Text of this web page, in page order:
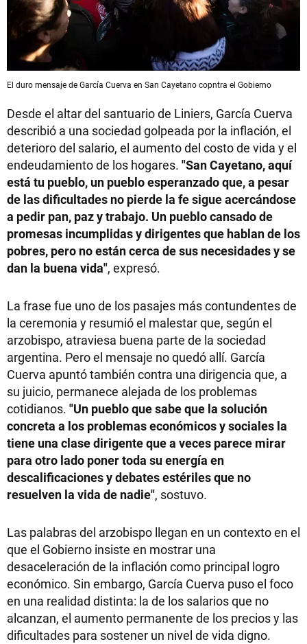
El duro mensaje de García Cuerva en San Cayetano copntra el Gobierno
Desde el altar del santuario de Liniers, García Cuerva
describió a una sociedad golpeada por la inflación, el
deterioro del salario, el aumento del costo de vida y el
endeudamiento de los hogares. "San Cayetano, aquí
está tu pueblo, un pueblo esperanzado que, a pesar
de las dificultades no pierde la fe sigue acercándose
a pedir pan, paz y trabajo. Un pueblo cansado de
promesas incumplidas y dirigentes que hablan de los
pobres, pero no están cerca de sus necesidades y se
dan la buena vida", expresó.
La frase fue uno de los pasajes más contundentes de
la ceremonia y resumió el malestar que, según el
arzobispo, atraviesa buena parte de la sociedad
argentina. Pero el mensaje no quedó allí. García
Cuerva apuntó también contra una dirigencia que, a
su juicio, permanece alejada de los problemas
cotidianos. "Un pueblo que sabe que la solución
concreta a los problemas económicos y sociales la
tiene una clase dirigente que a veces parece mirar
para otro lado poner toda su energía en
descalificaciones y debates estériles que no
resuelven la vida de nadie", sostuvo.
Las palabras del arzobispo llegan en un contexto en el
que el Gobierno insiste en mostrar una
desaceleración de la inflación como principal logro
económico. Sin embargo, García Cuerva puso el foco
en una realidad distinta: la de los salarios que no
alcanzan, el aumento permanente de los precios y las
dificultades para sostener un nivel de vida digno.